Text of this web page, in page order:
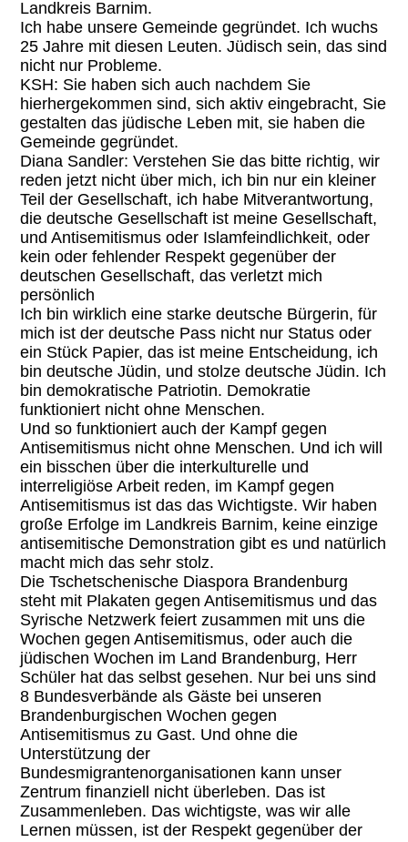
Landkreis Barnim.
Ich habe unsere Gemeinde gegründet. Ich wuchs
25 Jahre mit diesen Leuten. Jüdisch sein, das sind
nicht nur Probleme.
KSH: Sie haben sich auch nachdem Sie
hierhergekommen sind, sich aktiv eingebracht, Sie
gestalten das jüdische Leben mit, sie haben die
Gemeinde gegründet.
Diana Sandler: Verstehen Sie das bitte richtig, wir
reden jetzt nicht über mich, ich bin nur ein kleiner
Teil der Gesellschaft, ich habe Mitverantwortung,
die deutsche Gesellschaft ist meine Gesellschaft,
und Antisemitismus oder Islamfeindlichkeit, oder
kein oder fehlender Respekt gegenüber der
deutschen Gesellschaft, das verletzt mich
persönlich
Ich bin wirklich eine starke deutsche Bürgerin, für
mich ist der deutsche Pass nicht nur Status oder
ein Stück Papier, das ist meine Entscheidung, ich
bin deutsche Jüdin, und stolze deutsche Jüdin. Ich
bin demokratische Patriotin. Demokratie
funktioniert nicht ohne Menschen.
Und so funktioniert auch der Kampf gegen
Antisemitismus nicht ohne Menschen. Und ich will
ein bisschen über die interkulturelle und
interreligiöse Arbeit reden, im Kampf gegen
Antisemitismus ist das das Wichtigste. Wir haben
große Erfolge im Landkreis Barnim, keine einzige
antisemitische Demonstration gibt es und natürlich
macht mich das sehr stolz.
Die Tschetschenische Diaspora Brandenburg
steht mit Plakaten gegen Antisemitismus und das
Syrische Netzwerk feiert zusammen mit uns die
Wochen gegen Antisemitismus, oder auch die
jüdischen Wochen im Land Brandenburg, Herr
Schüler hat das selbst gesehen. Nur bei uns sind
8 Bundesverbände als Gäste bei unseren
Brandenburgischen Wochen gegen
Antisemitismus zu Gast. Und ohne die
Unterstützung der
Bundesmigrantenorganisationen kann unser
Zentrum finanziell nicht überleben. Das ist
Zusammenleben. Das wichtigste, was wir alle
Lernen müssen, ist der Respekt gegenüber der